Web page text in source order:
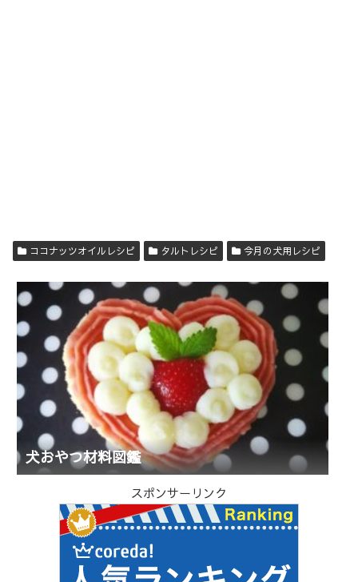
ココナッツオイルレシピ タルトレシピ 今月の犬用レシピ
犬おやつ材料図鑑
スポンサーリンク